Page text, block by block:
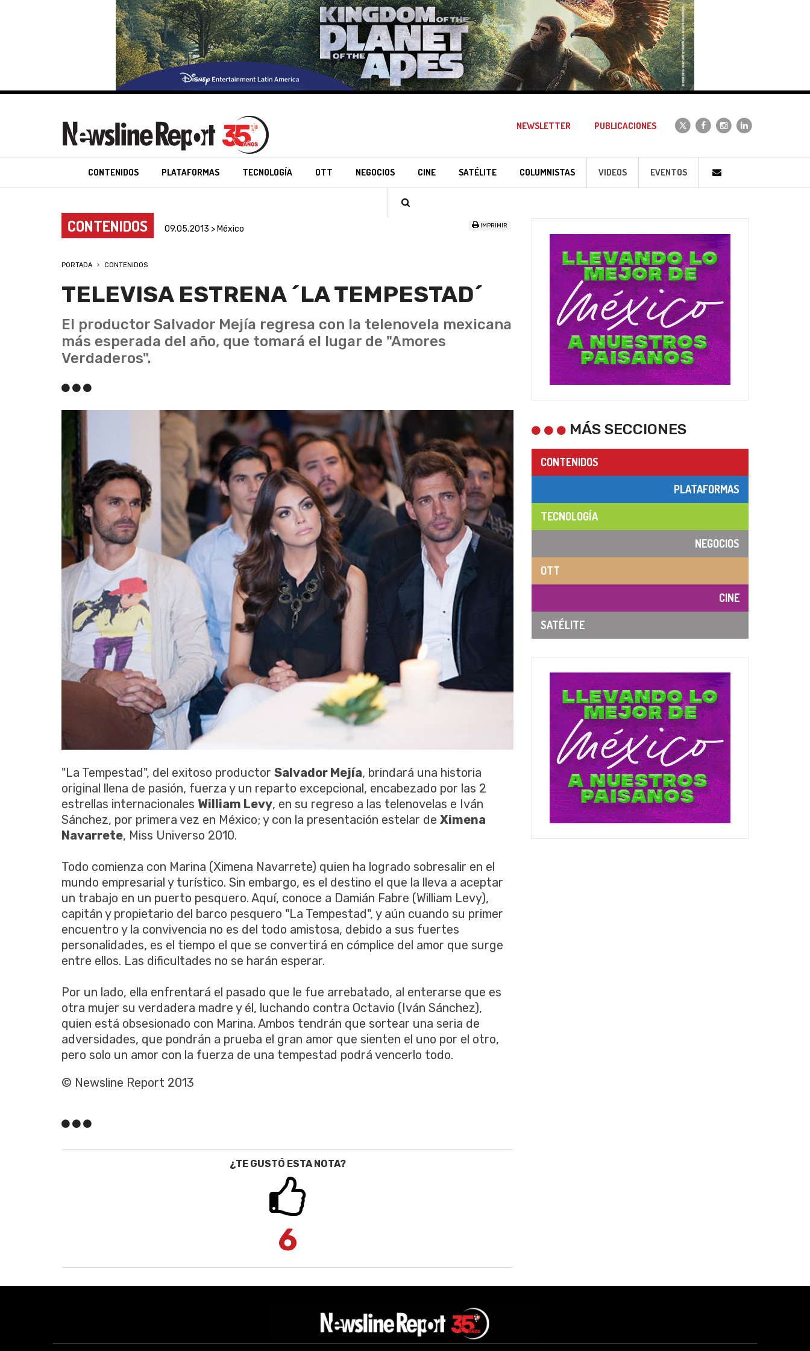
NEWSLETTER PUBLICACIONES
CONTENIDOS PLATAFORMAS TECNOLOGÍA OTT NEGOCIOS CINE SATÉLITE COLUMNISTAS VIDEOS EVENTOS
CONTENIDOS 09.05.2013 > México IMPRIMIR
PORTADA CONTENIDOS
TELEVISA ESTRENA ´LA TEMPESTAD´
El productor Salvador Mejía regresa con la telenovela mexicana
más esperada del año, que tomará el lugar de "Amores
Verdaderos".
"La Tempestad", del exitoso productor Salvador Mejía, brindará una historia
original llena de pasión, fuerza y un reparto excepcional, encabezado por las 2
estrellas internacionales William Levy, en su regreso a las telenovelas e Iván
Sánchez, por primera vez en México; y con la presentación estelar de Ximena
Navarrete, Miss Universo 2010.
Todo comienza con Marina (Ximena Navarrete) quien ha logrado sobresalir en el
mundo empresarial y turístico. Sin embargo, es el destino el que la lleva a aceptar
un trabajo en un puerto pesquero. Aquí, conoce a Damián Fabre (William Levy),
capitán y propietario del barco pesquero "La Tempestad", y aún cuando su primer
encuentro y la convivencia no es del todo amistosa, debido a sus fuertes
personalidades, es el tiempo el que se convertirá en cómplice del amor que surge
entre ellos. Las dificultades no se harán esperar.
Por un lado, ella enfrentará el pasado que le fue arrebatado, al enterarse que es
otra mujer su verdadera madre y él, luchando contra Octavio (Iván Sánchez),
quien está obsesionado con Marina. Ambos tendrán que sortear una seria de
adversidades, que pondrán a prueba el gran amor que sienten el uno por el otro,
pero solo un amor con la fuerza de una tempestad podrá vencerlo todo.
© Newsline Report 2013
¿TE GUSTÓ ESTA NOTA?
6
MÁS SECCIONES
CONTENIDOS
PLATAFORMAS
TECNOLOGÍA
NEGOCIOS
OTT
CINE
SATÉLITE